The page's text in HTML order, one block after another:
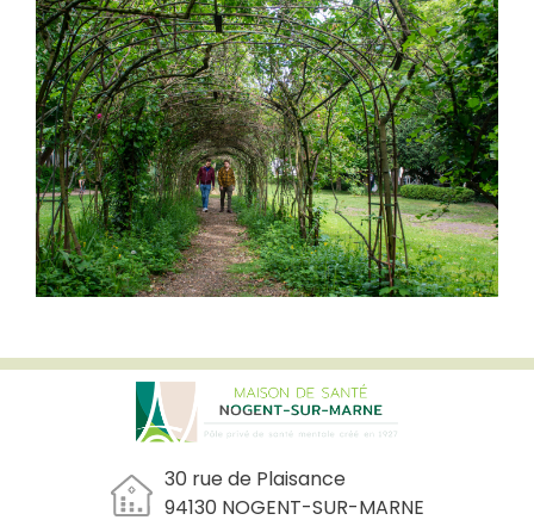
30 rue de Plaisance
94130 NOGENT-SUR-MARNE